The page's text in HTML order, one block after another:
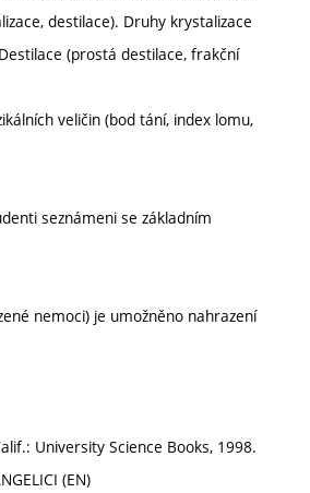
destilace). Druhy krystalizace
(prostá destilace, frakční
veličin (bod tání, index lomu,
seznámeni se základním
nemoci) je umožněno nahrazení
University Science Books, 1998.
(EN)